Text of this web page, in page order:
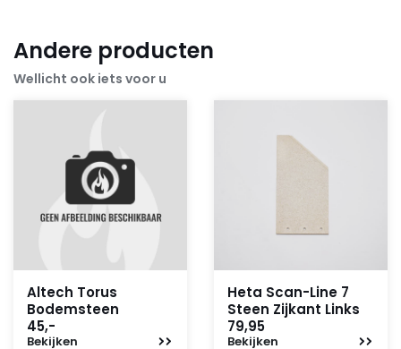
Andere producten
Wellicht ook iets voor u
Altech Torus
Bodemsteen
45,-
Bekijken
Heta Scan-Line 7
Steen Zijkant Links
79,95
Bekijken